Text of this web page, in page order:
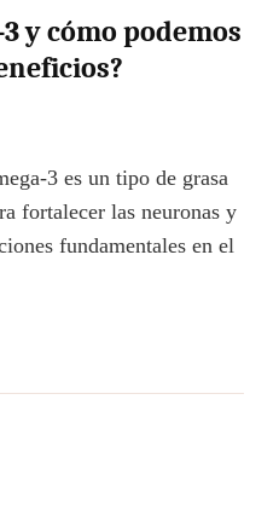
y cómo podemos
3 es un tipo de grasa
fortalecer las neuronas y
fundamentales en el